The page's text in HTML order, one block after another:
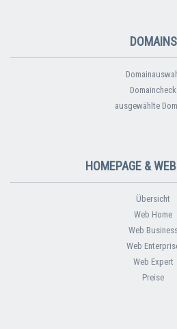
DOMAINS
Domaincheck
ausgewählte
HOMEPAGE &
Übersicht
Web Home
Web
Web
Web Expert
Preise